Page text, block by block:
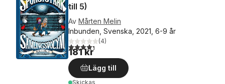
till 5)
Av Mårten Melin
Inbunden, Svenska, 2021, 6-9 år
4,3utav 5 stjärnor. Totalt antal röster:
(4)
181 kr
Lägg till
Skickas